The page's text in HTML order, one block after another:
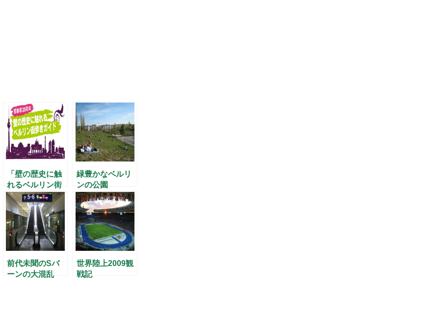
「壁の歴史に触
れるベルリン街
歩きガイド」
緑豊かなベルリ
ンの公園
前代未聞のSバ
ーンの大混乱
世界陸上2009観
戦記